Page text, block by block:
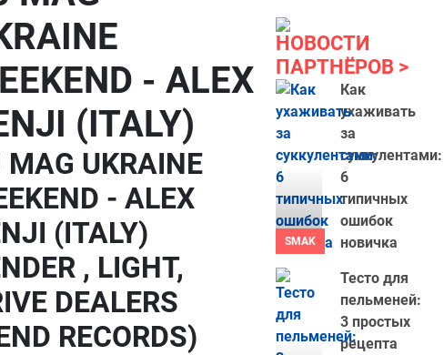
- ALEX
(ITALY)
MAG UKRAINE
- ALEX
(ITALY)
, LIGHT,
DEALERS
RECORDS)
НОВОСТИ
ПАРТНЁРОВ
SMAK
Как
ухаживать
за
суккулентами:
6
типичных
ошибок
новичка
Тесто для
пельменей:
3 простых
рецепта